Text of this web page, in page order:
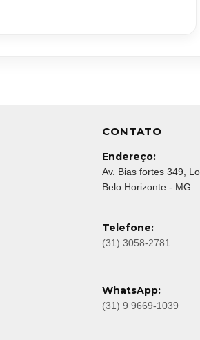
CONTATO
Endereço:
Av. Bias fortes 349,
Belo Horizonte - MG
Telefone:
(31) 3058-2781
WhatsApp:
(31) 9 9669-1039